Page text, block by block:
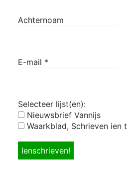
Achternoam
E-mail *
Selecteer lijst(en):
Nieuwsbrief Vannijs
Waarkblad,